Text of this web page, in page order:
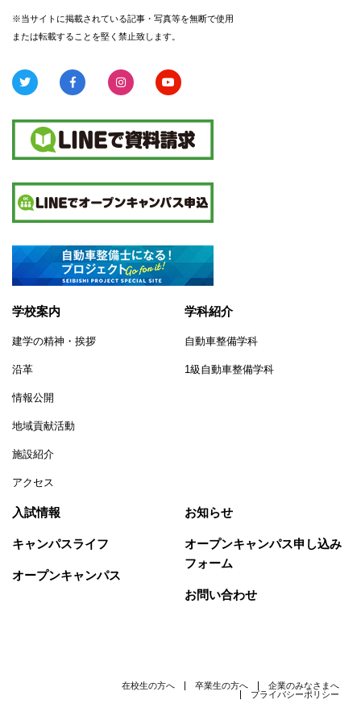
※当サイトに掲載されている記事・写真等を無断で使用
または転載することを堅く禁止致します。
学校案内
建学の精神・挨拶
沿革
情報公開
地域貢献活動
施設紹介
アクセス
学科紹介
自動車整備学科
1級自動車整備学科
入試情報
キャンパスライフ
オープンキャンパス
お知らせ
オープンキャンパス申し込み
フォーム
お問い合わせ
在校生の方へ 卒業生の方へ
企業のみなさまへ
プライバシーポリシー